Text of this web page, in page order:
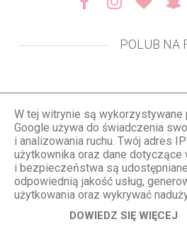
POLUB NA
POPULARNE
W tej witrynie są wykorzystywane
Google używa do świadczenia
i analizowania ruchu. Twój adres
użytkownika oraz dane dotyczące
i bezpieczeństwa są
odpowiednią jakość usług,
użytkowania oraz wykrywać
DOWIEDZ SIĘ WIĘCEJ